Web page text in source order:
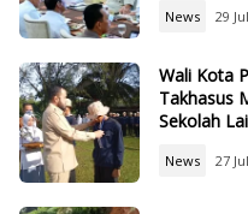
News 29
Wali Kota
Takhasus
Sekolah
News 27